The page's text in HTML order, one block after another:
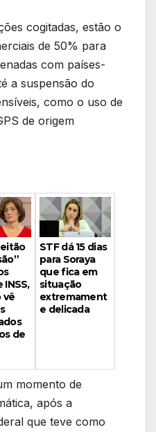
cogitadas, estão o
de 50% para
com países-
a suspensão do
como o uso de
de origem
INSS,
vê
de
STF dá 15 dias
para Soraya
que fica em
situação
extremament
e delicada
momento de
após a
que teve como